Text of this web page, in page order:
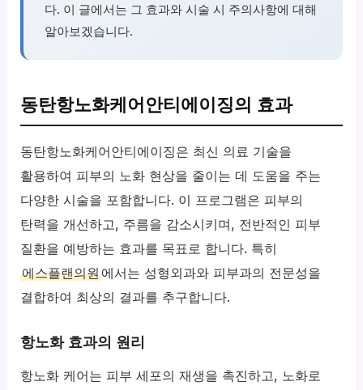
다. 이 글에서는 그 효과와 시술 시 주의사항에 대해
알아보겠습니다.
동탄항노화케어안티에이징의 효과
동탄항노화케어안티에이징은 최신 의료 기술을
활용하여 피부의 노화 현상을 줄이는 데 도움을 주는
다양한 시술을 포함합니다. 이 프로그램은 피부의
탄력을 개선하고, 주름을 감소시키며, 전반적인 피부
질환을 예방하는 효과를 목표로 합니다. 특히
에스플랜의원에서는 성형외과와 피부과의 전문성을
결합하여 최상의 결과를 추구합니다.
항노화 효과의 원리
항노화 케어는 피부 세포의 재생을 촉진하고, 노화로